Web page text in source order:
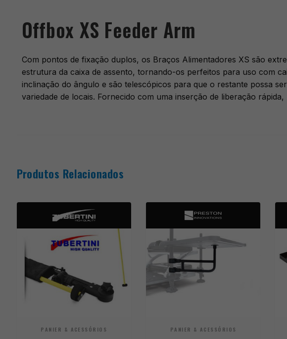
Offbox XS Feeder Arm
Com pontos de fixação duplos, os Braços Alimentadores XS são
estrutura da caixa de assento, tornando-os perfeitos para uso com
inclinação do ângulo e são telescópicos para que o restante possa
variedade de locais. Fornecido com uma inserção de liberação
Produtos Relacionados
PANIER & ACESSÓRIOS PANIER & ACESSÓRIOS